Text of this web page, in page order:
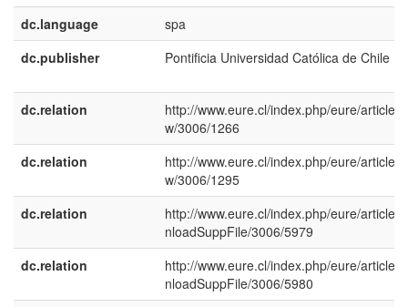
dc.language
spa
dc.publisher
Pontificia Universidad Católica de Chile
dc.relation
http://www.eure.cl/index.php/eure/article/
w/3006/1266
dc.relation
http://www.eure.cl/index.php/eure/article/
w/3006/1295
dc.relation
http://www.eure.cl/index.php/eure/article/
nloadSuppFile/3006/5979
dc.relation
http://www.eure.cl/index.php/eure/article/
nloadSuppFile/3006/5980